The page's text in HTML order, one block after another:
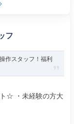
フ
作スタッフ！福利
☆ ・未経験の方大